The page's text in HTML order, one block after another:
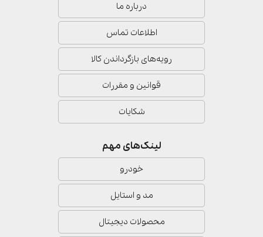
درباره ما
اطلاعات تماس
رویه‌های بازگرداندن کالا
قوانین و مقررات
شکایات
لینک‌های مهم
خودرو
مد و استایل
محصولات دیجیتال